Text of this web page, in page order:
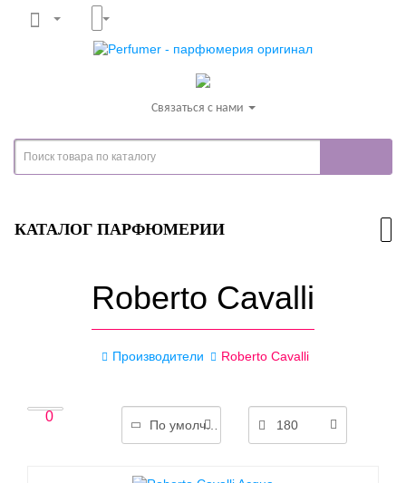
Связаться с нами
КАТАЛОГ ПАРФЮМЕРИИ
Roberto Cavalli
Производители Roberto Cavalli
0
По умолчанию 180